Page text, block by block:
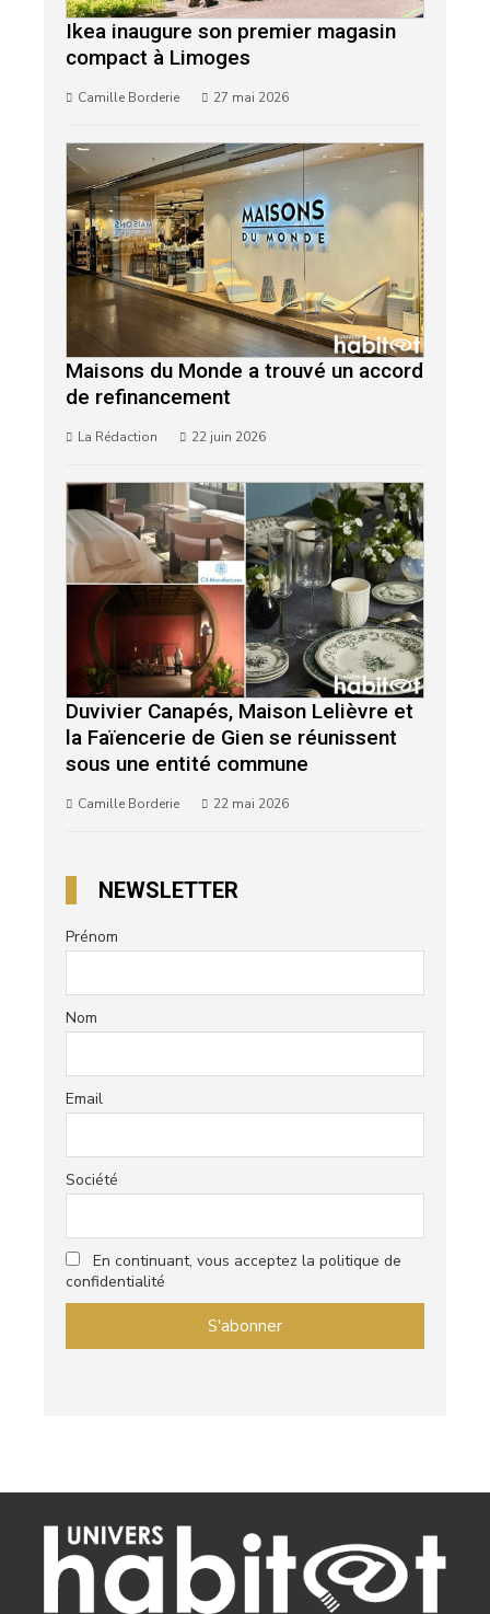
Ikea inaugure son premier magasin
compact à Limoges
Camille Borderie 27 mai 2026
Maisons du Monde a trouvé un accord
de refinancement
La Rédaction 22 juin 2026
Duvivier Canapés, Maison Lelièvre et
la Faïencerie de Gien se réunissent
sous une entité commune
Camille Borderie 22 mai 2026
NEWSLETTER
Prénom
Nom
Email
Société
En continuant, vous acceptez la politique de
confidentialité